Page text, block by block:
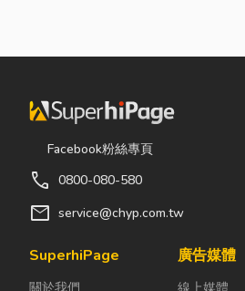
資源管理。透
理設備規劃，
不僅能改善水
質、提升用水
配廢水處理工
程與回收水工
成本，實現節
候？」、「七
麼？」。相較
色彩與儀式
著生活節奏加
Facebook粉絲專頁
call 0800-080-580
mail service@chyp.com.tw
SuperhiPage
關於我們
廣告媒體
線上媒體